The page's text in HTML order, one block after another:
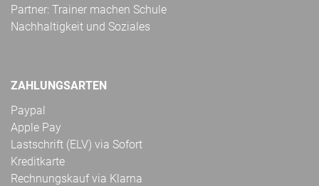
Partner: Trainer machen Schule
Nachhaltigkeit und Soziales
ZAHLUNGSARTEN
Paypal
Apple Pay
Lastschrift (ELV) via Sofort
Kreditkarte
Rechnungskauf via Klarna